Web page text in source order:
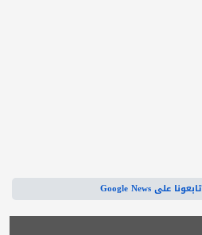
تابعونا على Google News